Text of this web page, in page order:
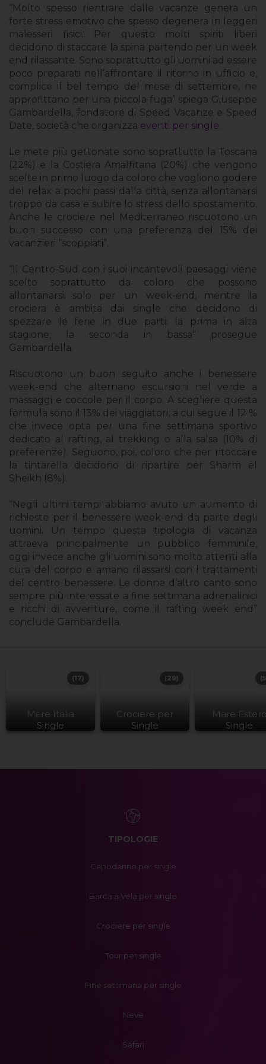
“Molto spesso rientrare dalle vacanze genera un
forte stress emotivo che spesso degenera in leggeri
malesseri fisici. Per questo molti spiriti liberi
decidono di staccare la spina partendo per un week
end rilassante. Sono soprattutto gli uomini ad essere
poco preparati nell’affrontare il ritorno in ufficio e,
complice il bel tempo del mese di settembre, ne
approfittano per una piccola fuga” spiega Giuseppe
Gambardella, fondatore di Speed Vacanze e Speed
Date, società che organizza eventi per single.
Le mete più gettonate sono soprattutto la Toscana
(22%) e la Costiera Amalfitana (20%) che vengono
scelte in primo luogo da coloro che vogliono godere
del relax a pochi passi dalla città, senza allontanarsi
troppo da casa e subire lo stress dello spostamento.
Anche le crociere nel Mediterraneo riscuotono un
buon successo con una preferenza del 15% dei
vacanzieri “scoppiati”.
“Il Centro-Sud con i suoi incantevoli paesaggi viene
scelto soprattutto da coloro che possono
allontanarsi solo per un week-end, mentre la
crociera è ambita dai single che decidono di
spezzare le ferie in due parti: la prima in alta
stagione, la seconda in bassa” prosegue
Gambardella.
Riscuotono un buon seguito anche i benessere
week-end che alternano escursioni nel verde a
massaggi e coccole per il corpo. A scegliere questa
formula sono il 13% dei viaggiatori, a cui segue il 12 %
che invece opta per una fine settimana sportivo
dedicato al rafting, al trekking o alla salsa (10% di
preferenze). Seguono, poi, coloro che per ritoccare
la tintarella decidono di ripartire per Sharm el
Sheikh (8%).
“Negli ultimi tempi abbiamo avuto un aumento di
richieste per il benessere week-end da parte degli
uomini. Un tempo questa tipologia di vacanza
attraeva principalmente un pubblico femminile,
oggi invece anche gli uomini sono molto attenti alla
cura del corpo e amano rilassarsi con i trattamenti
del centro benessere. Le donne d’altro canto sono
sempre più interessate a fine settimana adrenalinici
e ricchi di avventure, come il rafting week end”
conclude Gambardella.
Mare Italia
Single
(17)
Crociere per
Single
(29)
Mare
Single
TIPOLOGIE
Capodanno per single
Barca a Vela per single
Crociere per single
Tour per single
Fine settimana per single
Neve
Safari